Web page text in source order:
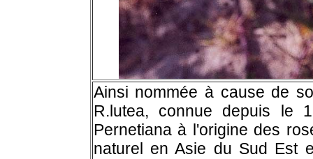
Ainsi nommée à cause de
R.lutea, connue depuis le
Pernetiana à l'origine des
naturel en Asie du Sud Est